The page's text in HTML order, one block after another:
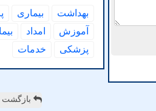
بهداشت بیماری
آموزش
امداد
پزشكی
خدمات
بازگشت